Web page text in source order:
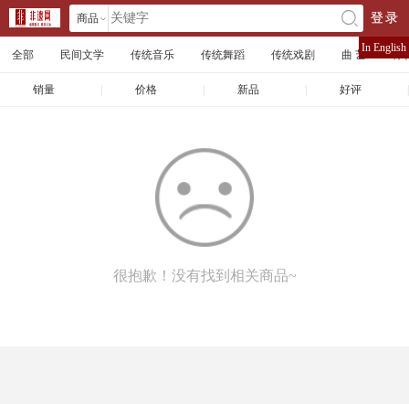
商品 󰄘 登录
全部 民间文学 传统音乐 传统舞蹈 传统戏剧 曲 艺 体
销量 价格 新品 好评
很抱歉！没有找到相关商品~
In English